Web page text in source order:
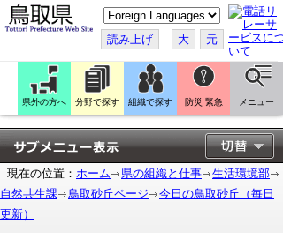
こ
の
ペ
ー
ジ
翻
訳
す
る
読み上げ 大 元
県外の方へ 分野で探す 組織で探す 防災 緊急 メニュー
現在の位置： ホーム 県の組織と仕事
生活環境部
自然共生課
鳥取砂丘ページ
今日の鳥取砂丘（毎日
更新）